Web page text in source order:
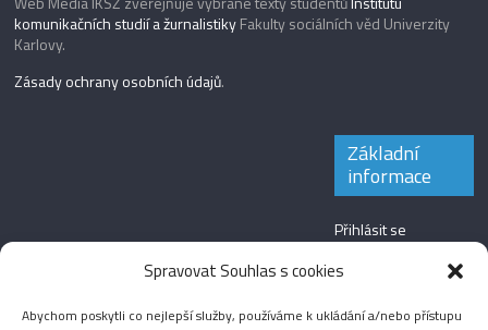
Spravovat Souhlas s cookies
Abychom poskytli co nejlepší služby, používáme k ukládání a/nebo přístupu
komunikačních studií a žurnalistikyFakulty sociálních věd Univerzity
Karlovy.
Zásady ochrany osobních údajů.
Základní
informace
Přihlásit se
Zdroj kanálů
Kanál komentářů